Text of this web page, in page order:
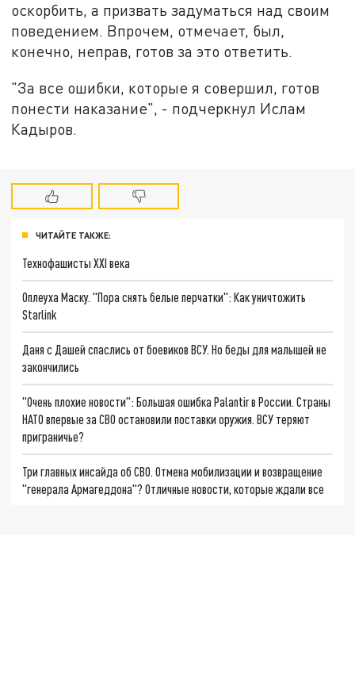
оскорбить, а призвать задуматься над своим
поведением. Впрочем, отмечает, был,
конечно, неправ, готов за это ответить.
"За все ошибки, которые я совершил, готов
понести наказание", - подчеркнул Ислам
Кадыров.
ЧИТАЙТЕ ТАКЖЕ:
Технофашисты XXI века
Оплеуха Маску. "Пора снять белые перчатки": Как уничтожить
Starlink
Даня с Дашей спаслись от боевиков ВСУ. Но беды для малышей не
закончились
"Очень плохие новости": Большая ошибка Palantir в России. Страны
НАТО впервые за СВО остановили поставки оружия. ВСУ теряют
приграничье?
Три главных инсайда об СВО. Отмена мобилизации и возвращение
"генерала Армагеддона"? Отличные новости, которые ждали все